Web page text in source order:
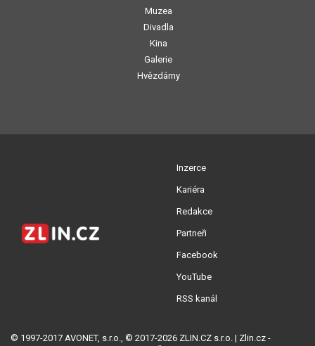
Muzea
Divadla
Kina
Galerie
Hvězdárny
Inzerce
Kariéra
Redakce
Partneři
Facebook
YouTube
RSS kanál
© 1997-2017 AVONET, s.r.o., © 2017-2026 ZLIN.CZ s.r.o. | Zlin.cz -